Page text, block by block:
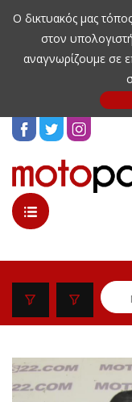
Ο δικτυακός μας
στον
αναγνωρίζουμε σε